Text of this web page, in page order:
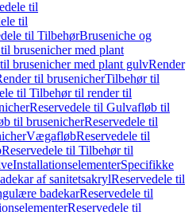
til
til
til TilbehørBruseniche og
brusenicher med plant
brusenicher med plant gulvRender
til brusenicherTilbehør til
til Tilbehør til render til
Reservedele til Gulvafløb til
til brusenicherReservedele til
VægafløbReservedele til
Reservedele til Tilbehør til
InstallationselementerSpecifikke
af sanitetsakrylReservedele til
badekarReservedele til
Reservedele til